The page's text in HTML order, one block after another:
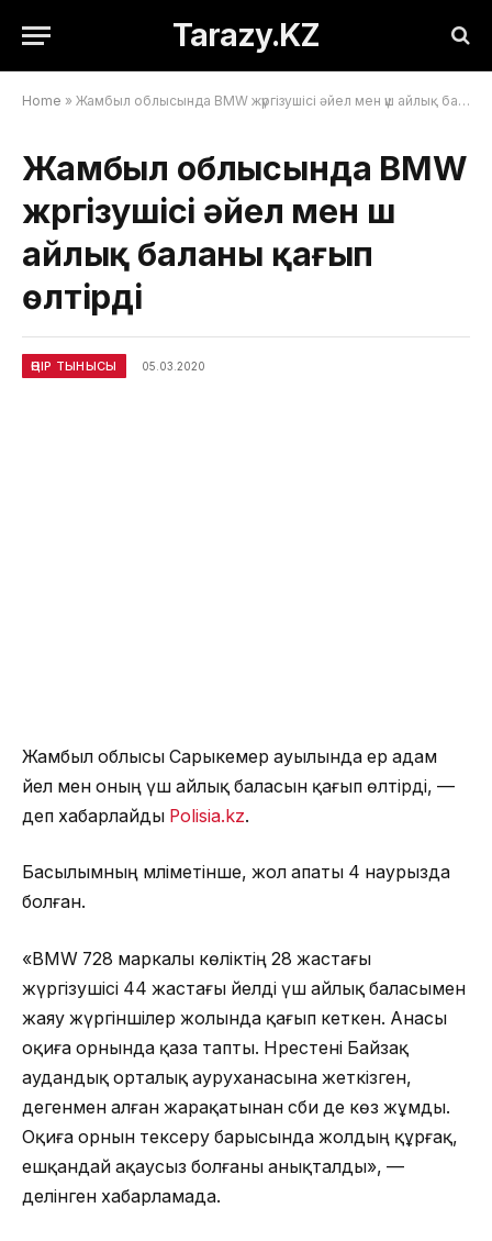
Tarazy.KZ
Home » Жамбыл облысында BMW жүргізушісі әйел мен үш айлық баланы қағып өлтірді
Жамбыл облысында BMW
жүргізушісі әйел мен үш
айлық баланы қағып
өлтірді
ӨҢІР ТЫНЫСЫ 05.03.2020
Жамбыл облысы Сарыкемер ауылында ер адам
әйел мен оның үш айлық баласын қағып өлтірді, —
деп хабарлайды Polisia.kz.
Басылымның мәліметінше, жол апаты 4 наурызда
болған.
«BMW 728 маркалы көліктің 28 жастағы
жүргізушісі 44 жастағы әйелді үш айлық баласымен
жаяу жүргіншілер жолында қағып кеткен. Анасы
оқиға орнында қаза тапты. Нәрестені Байзақ
аудандық орталық ауруханасына жеткізген,
дегенмен алған жарақатынан сәби де көз жұмды.
Оқиға орнын тексеру барысында жолдың құрғақ,
ешқандай ақаусыз болғаны анықталды», —
делінген хабарламада.